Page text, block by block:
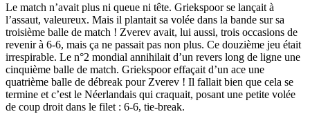
Le match n’avait plus ni queue ni tête. Griekspoor se lançait à
l’assaut, valeureux. Mais il plantait sa volée dans la bande sur sa
troisième balle de match ! Zverev avait, lui aussi, trois occasions de
revenir à 6-6, mais ça ne passait pas non plus. Ce douzième jeu était
irrespirable. Le n°2 mondial annihilait d’un revers long de ligne une
cinquième balle de match. Griekspoor effaçait d’un ace une
quatrième balle de débreak pour Zverev ! Il fallait bien que cela se
termine et c’est le Néerlandais qui craquait, posant une petite volée
de coup droit dans le filet : 6-6, tie-break.